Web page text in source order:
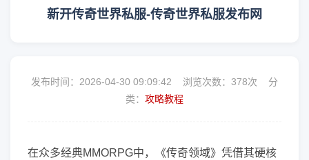
新开传奇世界私服-传奇世界私服发布网
发布时间：2026-04-30 09:09:42 浏览次数： 378次 分
类： 攻略教程
在众多经典MMORPG中，《传奇领域》凭借其硬核